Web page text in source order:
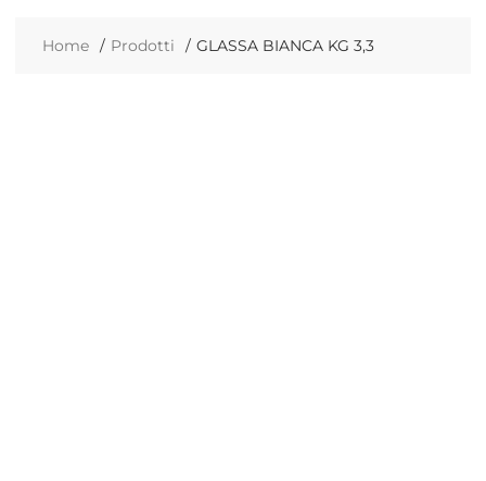
Home Prodotti GLASSA BIANCA KG 3,3